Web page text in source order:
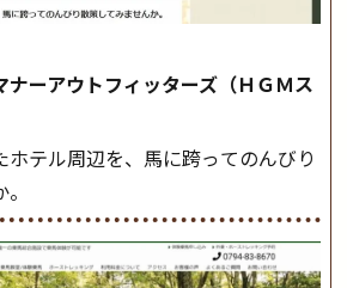
ナーアウトフィッターズ（ＨＧＭス
ホテル周辺を、馬に跨ってのんびり